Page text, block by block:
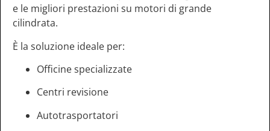
e le migliori prestazioni su motori di grande
cilindrata.
È la soluzione ideale per:
Officine specializzate
Centri revisione
Autotrasportatori